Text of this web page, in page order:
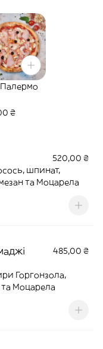
Палермо
₴
520,00 ₴
шпинат,
та Моцарела
485,00 ₴
Горгонзола,
Моцарела